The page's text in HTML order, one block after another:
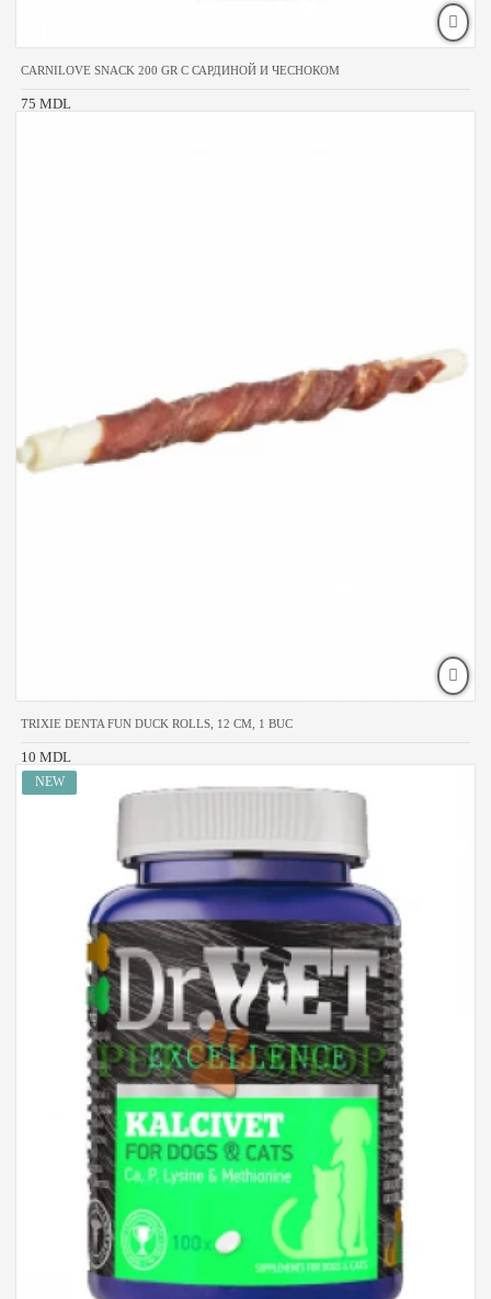
CARNILOVE SNACK 200 GR С САРДИНОЙ И ЧЕСНОКОМ
75 MDL
TRIXIE DENTA FUN DUCK ROLLS, 12 CM, 1 BUC
10 MDL